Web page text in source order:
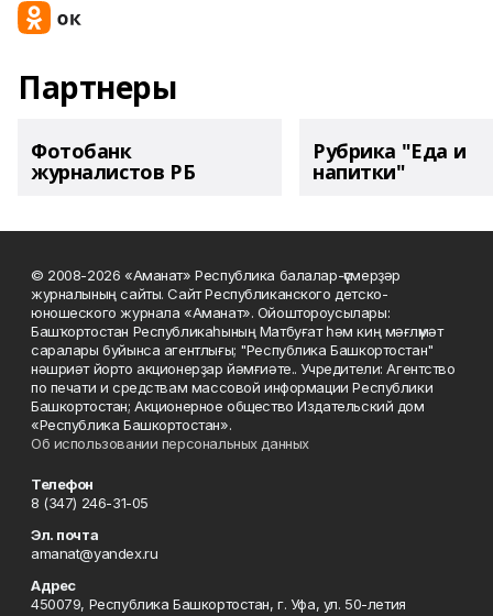
Партнеры
Фотобанк
журналистов РБ
Рубрика "Еда и
напитки"
© 2008-2026 «Аманат» Республика балалар-үҫмерҙәр
журналының сайты. Сайт Республиканского детско-
юношеского журнала «Аманат». Ойоштороусылары:
Башҡортостан Республикаһының Матбуғат һәм киң мәғлүмәт
саралары буйынса агентлығы; "Республика Башкортостан"
нәшриәт йорто акционерҙар йәмғиәте.. Учредители: Агентство
по печати и средствам массовой информации Республики
Башкортостан; Акционерное общество Издательский дом
«Республика Башкортостан».
Об использовании персональных данных
Телефон
8 (347) 246-31-05
Эл. почта
amanat@yandex.ru
Адрес
450079, Республика Башкортостан, г. Уфа, ул. 50-летия